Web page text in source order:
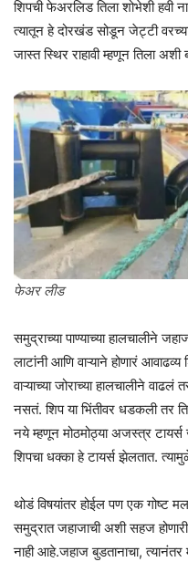
शिपची फेअरलिड तिला शोभेशी हवी
त्यातून हे दोरखंड सोडून जेट्टी
जास्त स्थिर राहावी म्हणून तिला अशी
फेअर लीड
समुद्राच्या पाण्याच्या हालचालीने
लाटांनी आणि वाऱ्याने होणारं
वाऱ्याच्या जोराच्या हालचालीने
नसतं. शिप या भिंतीवर धडकली तर
नये म्हणून मोठमोठ्या अजस्त्र
शिपचा धक्का हे टायर्स झेलतात.
थोडं विषयांतर होईल पण एक गोष्ट
समुद्रात जहाजाची अशी सहज
नाही आहे.जहाज बुडतानाचा, त्यानंतर